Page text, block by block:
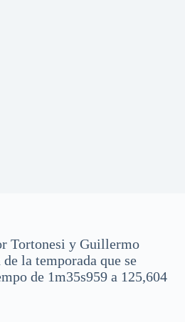
Tortonesi y Guillermo
la temporada que se
de 1m35s959 a 125,604